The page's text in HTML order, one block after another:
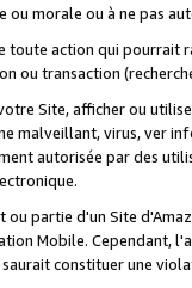
morale ou à ne pas
toute action qui
ou transaction
Site, afficher ou
malveillant, virus, ver
autorisée par des
partie d'un Site
Mobile. Cependant,
constituer une